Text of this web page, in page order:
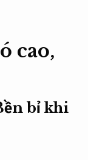
cao,
bỉ khi